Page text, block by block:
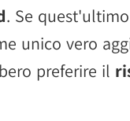
. Se
unico vero
preferire il